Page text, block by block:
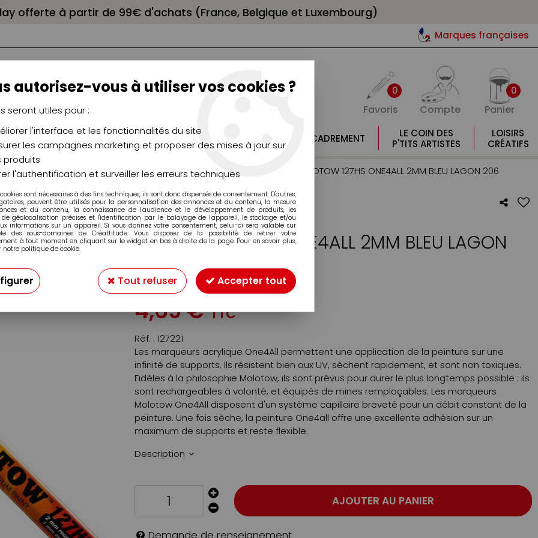
offerte à partir de 99€ d'achats (France, Belgique et Luxembourg)
Marques françaises
0
Favoris Compte
0
Panier
CHÂSSIS
CHEVALETS
AÉROGRAPHIE
MODÉLISME
MOULAGE
ENCADREMENT
LE COIN DES
P'TITS ARTISTES
LOISIRS
CRÉATIFS
>Marqueurs acrylique Molotow >Marqueurs Molotow 127HS 2mm MOLOTOW 127HS ONE4ALL 2MM BLEU LAGON 206
MOLOTOW 127HS ONE4ALL 2MM BLEU LAGON
Soyez le premier à donner votre avis !
4,69€TTC
Réf. : 127221
Les marqueurs acrylique One4All permettent une application de la peinture sur une
infinité de supports. Ils résistent bien aux UV, sèchent rapidement, et sont non toxiques.
Fidèles à la philosophie Molotow, ils sont prévus pour durer le plus longtemps possible : ils
sont rechargeables à volonté, et équipés de mines remplaçables. Les marqueurs
Molotow One4All disposent d'un système capillaire breveté pour un débit constant de la
peinture. Une fois sèche, la peinture One4all offre une excellente adhésion sur un
maximum de supports et reste flexible.
Description
AJOUTER AU PANIER
autorisez-vous à utiliser vos cookies ?
seront utiles pour :
l'interface et les fonctionnalités du site
les campagnes marketing et proposer des mises à jour sur
produits
l'authentification et surveiller les erreurs techniques
sont nécessaires à des fins techniques, ils sont donc dispensés de consentement. D'autres,
peuvent être utilisés pour la personnalisation des annonces et du contenu, la mesure
et du contenu, la connaissance de l'audience et le développement de produits, les
de géolocalisation précises et l'identification par le balayage de l'appareil, le stockage et/ou
informations sur un appareil. Si vous donnez votre consentement, celui-ci sera valable sur
des sous-domaines de Créattitude. Vous disposez de la possibilité de retirer votre
à tout moment en cliquant sur le widget en bas à droite de la page. Pour en savoir plus,
notre politique de cookie.
Tout refuser Accepter tout